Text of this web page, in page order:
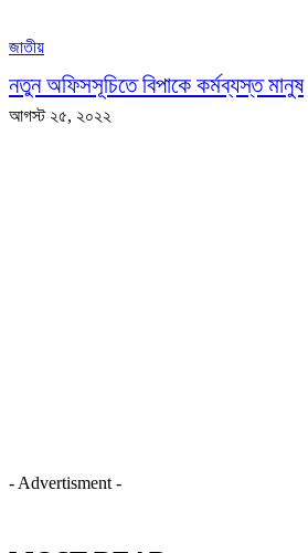
জাতীয়
নতুন অফিসসূচিতে বিপাকে কর্মব্যস্ত মানুষ
আগস্ট ২৫, ২০২২
- Advertisment -